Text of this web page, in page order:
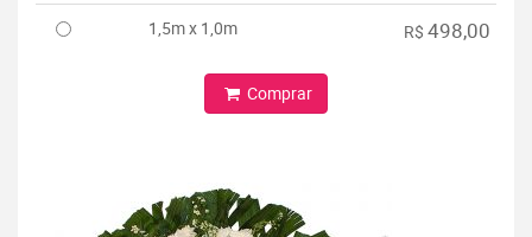
1,5m x 1,0m R$ 498,00
Comprar